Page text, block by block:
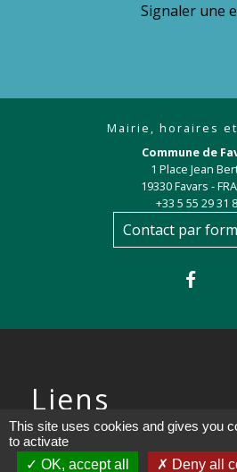
Signaler une
Mairie, horaires
Commune de
1 Place Jean
19330 Favars -
+33 5 55 29 31
Contact par
Liens
Préfecture de la Corrèze
This site uses cookies and gives you
to activate
OK, accept all
Deny all